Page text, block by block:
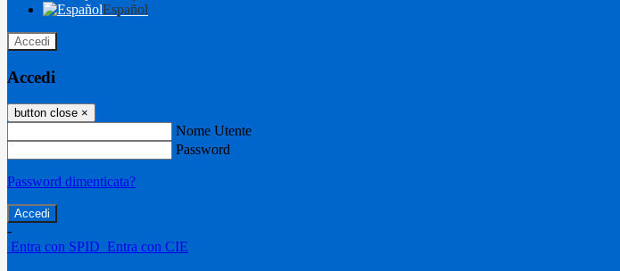
Español
Accedi
Accedi
button close ×
Nome Utente
Password
Password dimenticata?
-
Entra con SPID Entra con CIE